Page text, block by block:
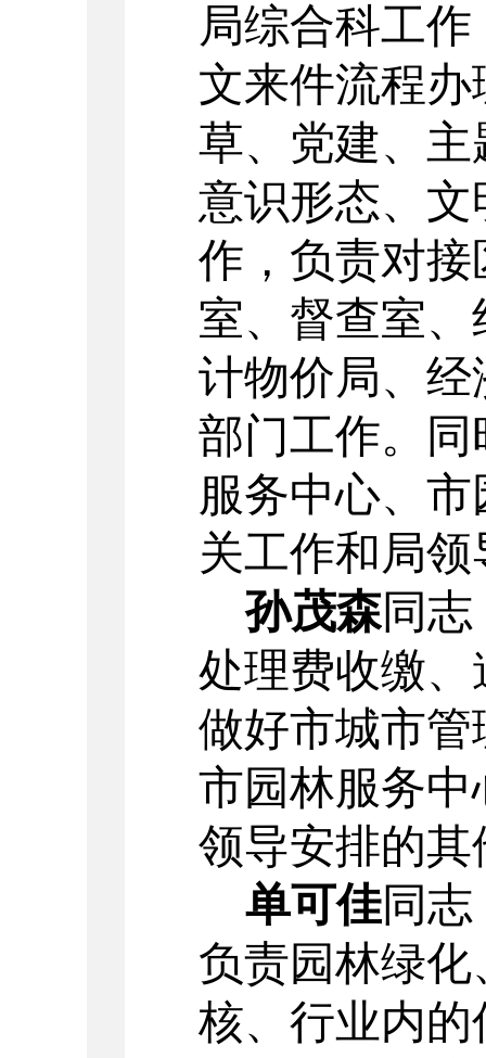
局综合科工
文来件流程
草、党建、
意识形态、文
作，负责对
室、督查室
计物价局、
部门工作。
服务中心、
关工作和局
孙茂森同志
处理费收缴
做好市城市
市园林服务
领导安排的其
单可佳同志
负责园林绿
核、行业内